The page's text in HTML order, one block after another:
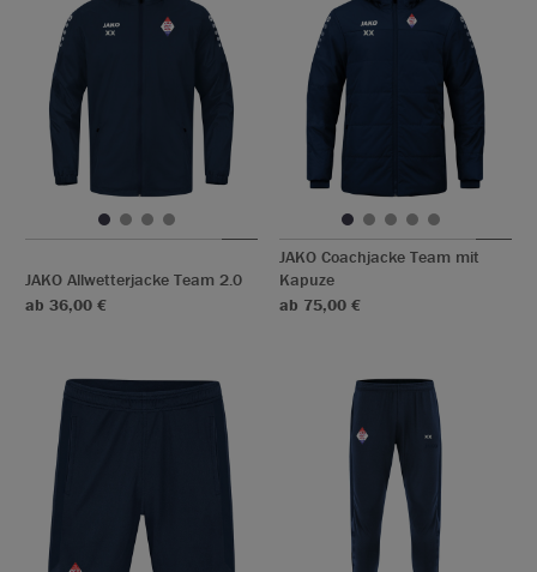
JAKO Allwetterjacke Team 2.0
ab 36,00 €
JAKO Coachjacke Team mit
Kapuze
ab 75,00 €